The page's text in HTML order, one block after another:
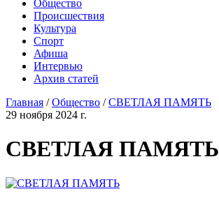
Общество
Проиcшествия
Культура
Спорт
Афиша
Интервью
Архив статей
Главная /Общество /СВЕТЛАЯ ПАМЯТЬ
29 ноября 2024 г.
СВЕТЛАЯ ПАМЯТЬ